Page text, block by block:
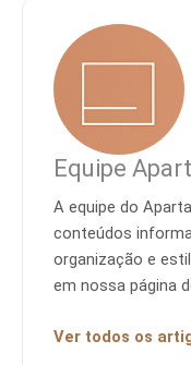
Equipe
A equipe do
conteúdos
organização e
em nossa página
Ver todos os